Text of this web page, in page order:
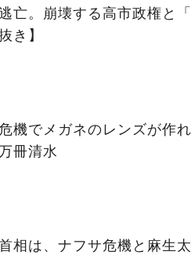
亡。崩壊する高市政権と
き】
機でメガネのレンズが作
冊清水
相は、ナフサ危機と麻生